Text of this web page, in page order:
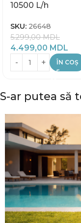
10500 L/h
SKU: 26648
5.299,00MDL
4.499,00 MDL
ÎN COȘ
S-ar putea să